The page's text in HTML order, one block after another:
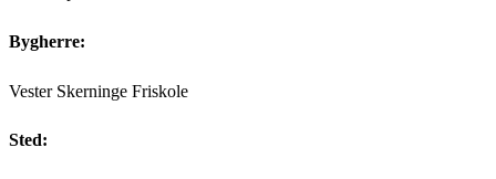
Bygherre:
Vester Skerninge Friskole
Sted: